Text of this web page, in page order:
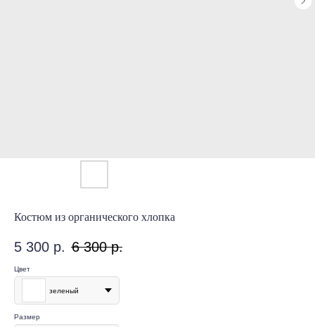
Костюм из органического хлопка
5 300 р. 6 300 р.
Цвет
зеленый
Размер